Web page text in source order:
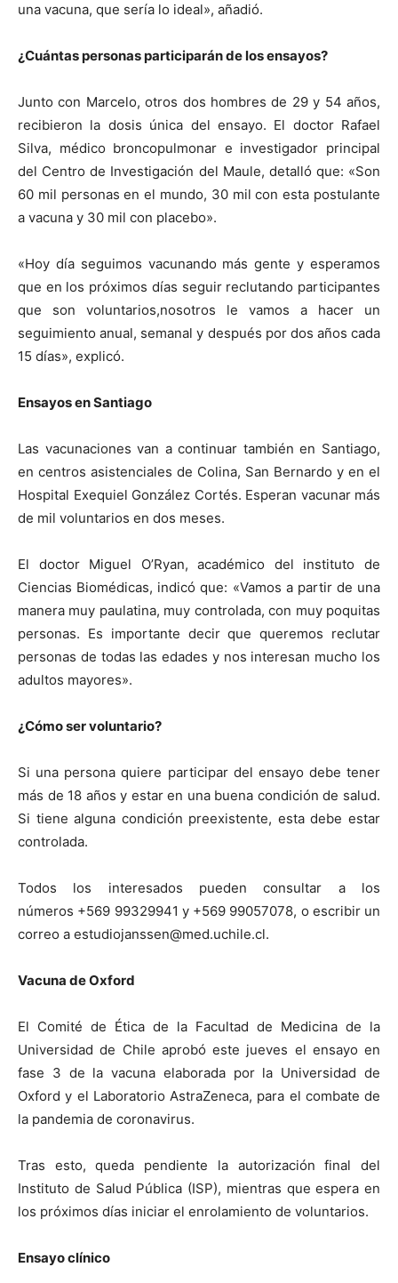
una vacuna, que sería lo ideal», añadió.
¿Cuántas personas participarán de los ensayos?
Junto con Marcelo, otros dos hombres de 29 y 54 años,
recibieron la dosis única del ensayo. El doctor Rafael
Silva, médico broncopulmonar e investigador principal
del Centro de Investigación del Maule, detalló que: «Son
60 mil personas en el mundo, 30 mil con esta postulante
a vacuna y 30 mil con placebo».
«Hoy día seguimos vacunando más gente y esperamos
que en los próximos días seguir reclutando participantes
que son voluntarios,nosotros le vamos a hacer un
seguimiento anual, semanal y después por dos años cada
15 días», explicó.
Ensayos en Santiago
Las vacunaciones van a continuar también en Santiago,
en centros asistenciales de Colina, San Bernardo y en el
Hospital Exequiel González Cortés. Esperan vacunar más
de mil voluntarios en dos meses.
El doctor Miguel O’Ryan, académico del instituto de
Ciencias Biomédicas, indicó que: «Vamos a partir de una
manera muy paulatina, muy controlada, con muy poquitas
personas. Es importante decir que queremos reclutar
personas de todas las edades y nos interesan mucho los
adultos mayores».
¿Cómo ser voluntario?
Si una persona quiere participar del ensayo debe tener
más de 18 años y estar en una buena condición de salud.
Si tiene alguna condición preexistente, esta debe estar
controlada.
Todos los interesados pueden consultar a los
números +569 99329941 y +569 99057078, o escribir un
correo a estudiojanssen@med.uchile.cl.
Vacuna de Oxford
El Comité de Ética de la Facultad de Medicina de la
Universidad de Chile aprobó este jueves el ensayo en
fase 3 de la vacuna elaborada por la Universidad de
Oxford y el Laboratorio AstraZeneca, para el combate de
la pandemia de coronavirus.
Tras esto, queda pendiente la autorización final del
Instituto de Salud Pública (ISP), mientras que espera en
los próximos días iniciar el enrolamiento de voluntarios.
Ensayo clínico